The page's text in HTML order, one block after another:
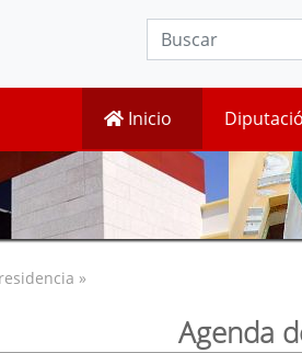
Inicio
»
Agenda